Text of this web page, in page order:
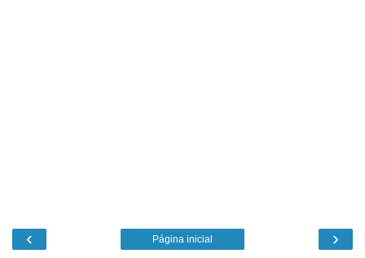
‹ ›
Página inicial